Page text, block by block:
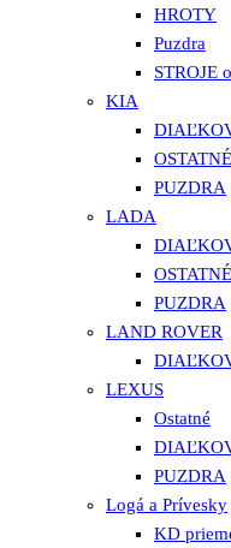
HROTY
Puzdra
STROJE
KIA
OSTATNÉ
PUZDRA
LADA
OSTATNÉ
PUZDRA
LAND ROVER
LEXUS
Ostatné
PUZDRA
Logá a Prívesky
KD